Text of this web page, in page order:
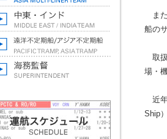
また
船の
取扱
場・
近年
Ship